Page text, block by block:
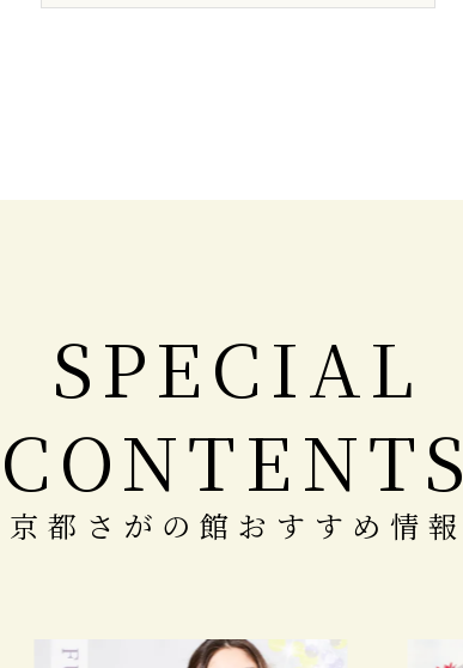
SPECIAL
CONTENTS
京都さがの館おすすめ情報